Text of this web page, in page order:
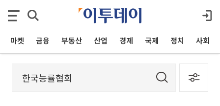
마켓 금융 부동산 산업 경제 국제 정치 사회